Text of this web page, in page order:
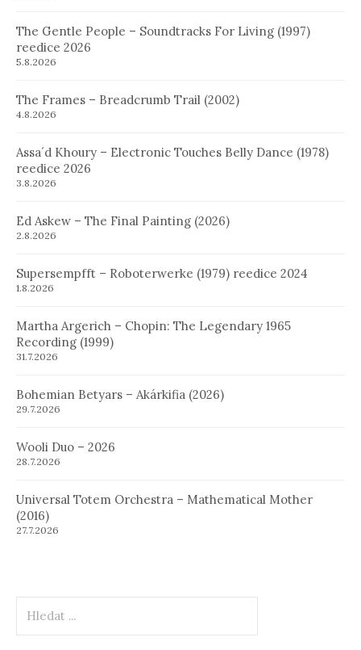
The Gentle People – Soundtracks For Living (1997)
reedice 2026
5.8.2026
The Frames – Breadcrumb Trail (2002)
4.8.2026
Assa´d Khoury – Electronic Touches Belly Dance (1978)
reedice 2026
3.8.2026
Ed Askew – The Final Painting (2026)
2.8.2026
Supersempfft – Roboterwerke (1979) reedice 2024
1.8.2026
Martha Argerich – Chopin: The Legendary 1965
Recording (1999)
31.7.2026
Bohemian Betyars – Akárkifia (2026)
29.7.2026
Wooli Duo – 2026
28.7.2026
Universal Totem Orchestra – Mathematical Mother
(2016)
27.7.2026